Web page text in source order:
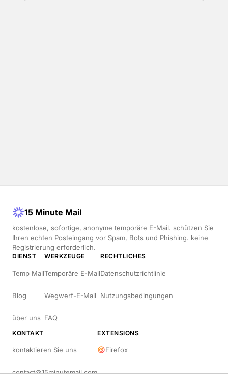
15 Minute Mail
kostenlose, sofortige, anonyme temporäre E-Mail. schützen Sie
Ihren echten Posteingang vor Spam, Bots und Phishing. keine
Registrierung erforderlich.
DIENST
Temp Mail
Blog
über uns
WERKZEUGE
Temporäre E-Mail
Wegwerf-E-Mail
FAQ
RECHTLICHES
Datenschutzrichtlinie
Nutzungsbedingungen
KONTAKT
kontaktieren Sie uns
contact@15minutemail.com
EXTENSIONS
Firefox